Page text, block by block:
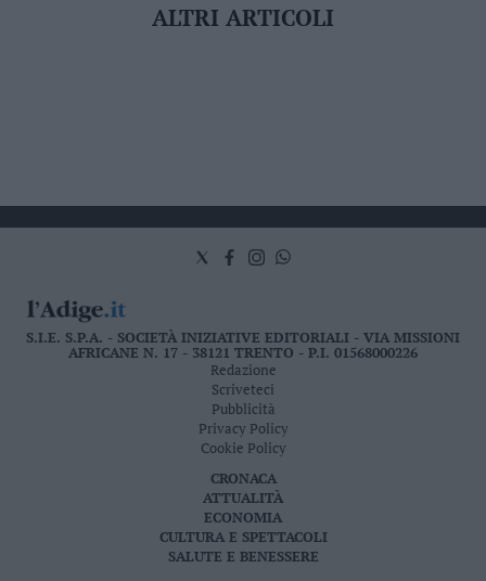
ALTRI ARTICOLI
S.I.E. S.P.A. - SOCIETÀ INIZIATIVE EDITORIALI - VIA MISSIONI
AFRICANE N. 17 - 38121 TRENTO - P.I. 01568000226
Redazione
Scriveteci
Pubblicità
Privacy Policy
Cookie Policy
CRONACA
ATTUALITÀ
ECONOMIA
CULTURA E SPETTACOLI
SALUTE E BENESSERE